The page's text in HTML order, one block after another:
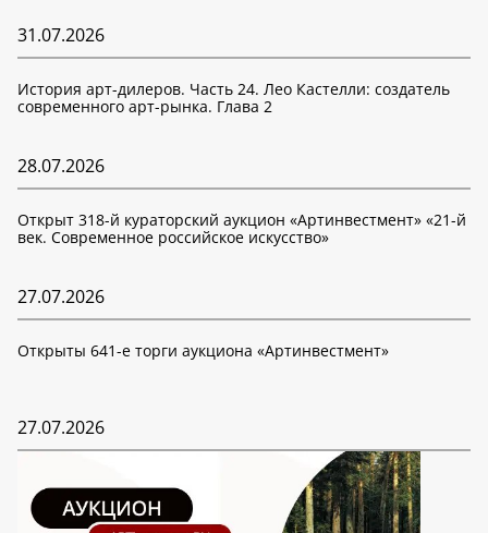
31.07.2026
История арт-дилеров. Часть 24. Лео Кастелли: создатель
современного арт-рынка. Глава 2
28.07.2026
Открыт 318-й кураторский аукцион «Артинвестмент» «21-й
век. Современное российское искусство»
27.07.2026
Открыты 641-е торги аукциона «Артинвестмент»
27.07.2026